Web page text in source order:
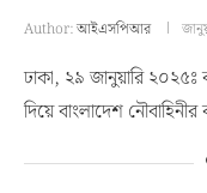
Author:আইএসপিআর
ঢাকা, ২৯ জানুয়ারি
দিয়ে বাংলাদেশ